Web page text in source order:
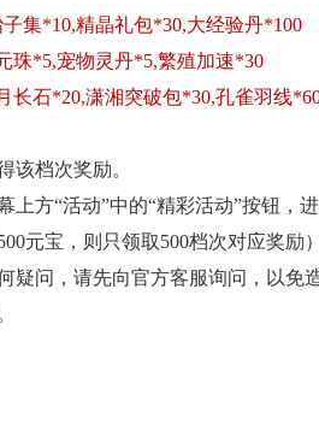
集*10,精晶礼包*30,大经验丹*100
珠*5,宠物灵丹*5,繁殖加速*30
长石*20,潇湘突破包*30,孔雀羽线
该档次奖励。
上方“活动”中的“精彩活动”按钮，
元宝，则只领取500档次对应奖励）
疑问，请先向官方客服询问，以免